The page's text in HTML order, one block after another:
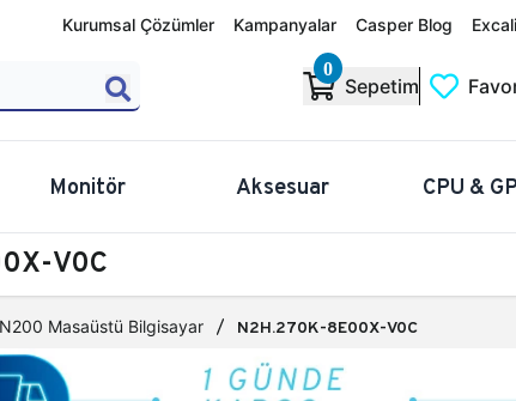
Kurumsal Çözümler Kampanyalar Casper Blog
0
Sepetim
Monitör Aksesuar CPU &
V0C
Masaüstü Bilgisayar N2H.270K-8E00X-V0C